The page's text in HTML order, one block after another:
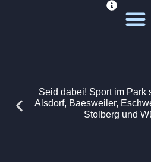
Seid dabei! Sport im Park
Alsdorf, Baesweiler,
Stolberg und